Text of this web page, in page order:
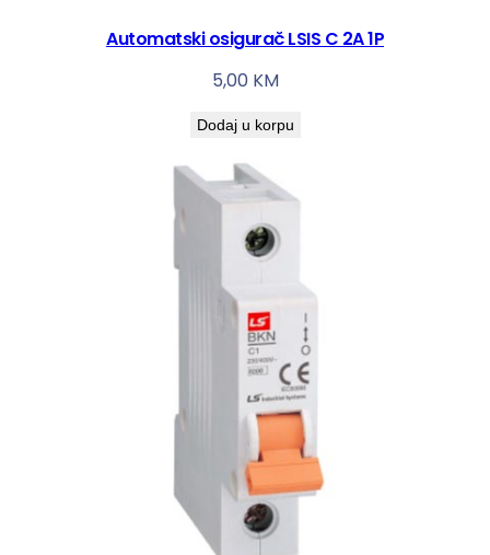
Automatski osigurač LSIS C 2A 1P
5,00 KM
Dodaj u korpu